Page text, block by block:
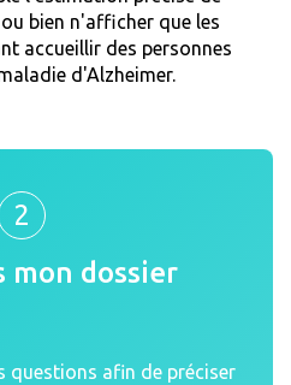
bien n'afficher que les
accueillir des personnes
d'Alzheimer.
2
mon dossier
questions afin de préciser